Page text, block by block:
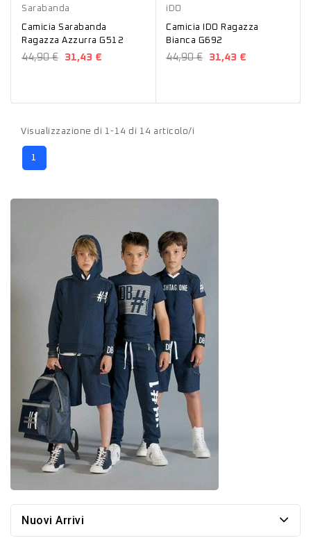
Sarabanda
Camicia Sarabanda
Ragazza Azzurra G512
44,90 € 31,43 €
iDO
Camicia IDO Ragazza
Bianca G692
44,90 € 31,43 €
Visualizzazione di 1-14 di 14 articolo/i
1
Nuovi Arrivi